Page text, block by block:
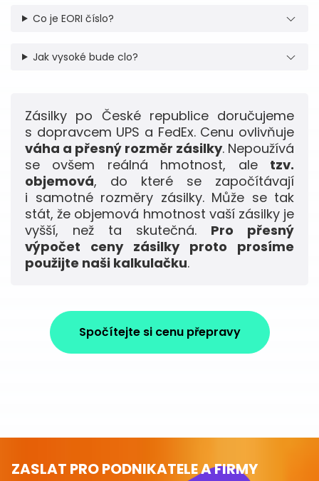
Co je EORI číslo?
Jak vysoké bude clo?
Zásilky po České republice doručujeme
s dopravcem UPS a FedEx. Cenu ovlivňuje
váha a přesný rozměr zásilky. Nepoužívá
se ovšem reálná hmotnost, ale tzv.
objemová, do které se započítávají
i samotné rozměry zásilky. Může se tak
stát, že objemová hmotnost vaší zásilky je
vyšší, než ta skutečná. Pro přesný
výpočet ceny zásilky proto prosíme
použijte naši kalkulačku.
Spočítejte si cenu přepravy
ZASLAT PRO PODNIKATELE A FIRMY